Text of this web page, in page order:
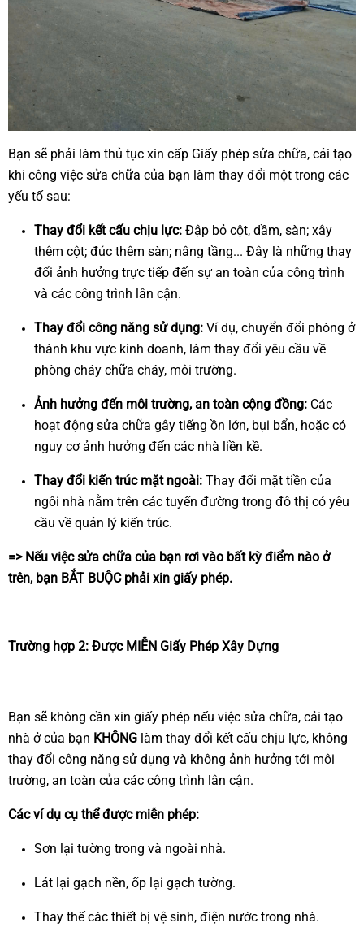
Bạn sẽ phải làm thủ tục xin cấp Giấy phép sửa chữa, cải tạo
khi công việc sửa chữa của bạn làm thay đổi một trong các
yếu tố sau:
Thay đổi kết cấu chịu lực: Đập bỏ cột, dầm, sàn; xây
thêm cột; đúc thêm sàn; nâng tầng... Đây là những thay
đổi ảnh hưởng trực tiếp đến sự an toàn của công trình
và các công trình lân cận.
Thay đổi công năng sử dụng: Ví dụ, chuyển đổi phòng ở
thành khu vực kinh doanh, làm thay đổi yêu cầu về
phòng cháy chữa cháy, môi trường.
Ảnh hưởng đến môi trường, an toàn cộng đồng: Các
hoạt động sửa chữa gây tiếng ồn lớn, bụi bẩn, hoặc có
nguy cơ ảnh hưởng đến các nhà liền kề.
Thay đổi kiến trúc mặt ngoài: Thay đổi mặt tiền của
ngôi nhà nằm trên các tuyến đường trong đô thị có yêu
cầu về quản lý kiến trúc.
=> Nếu việc sửa chữa của bạn rơi vào bất kỳ điểm nào ở
trên, bạn BẮT BUỘC phải xin giấy phép.
Trường hợp 2: Được MIỄN Giấy Phép Xây Dựng
Bạn sẽ không cần xin giấy phép nếu việc sửa chữa, cải tạo
nhà ở của bạn KHÔNG làm thay đổi kết cấu chịu lực, không
thay đổi công năng sử dụng và không ảnh hưởng tới môi
trường, an toàn của các công trình lân cận.
Các ví dụ cụ thể được miễn phép:
Sơn lại tường trong và ngoài nhà.
Lát lại gạch nền, ốp lại gạch tường.
Thay thế các thiết bị vệ sinh, điện nước trong nhà.